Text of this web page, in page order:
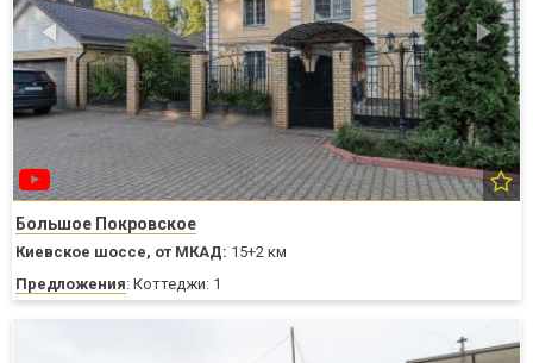
Большое Покровское
Киевское шоссе, от МКАД: 15+2 км
Предложения: Коттеджи: 1